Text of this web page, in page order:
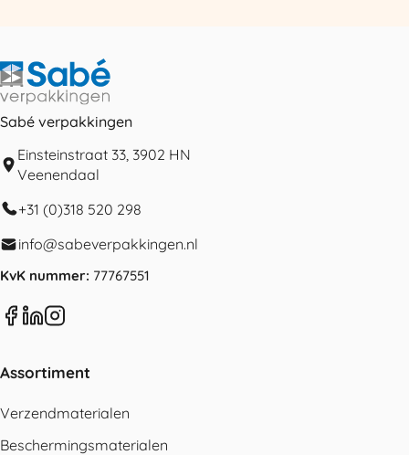
Sabé verpakkingen
Einsteinstraat 33, 3902 HN
Veenendaal
+31 (0)318 520 298
info@sabeverpakkingen.nl
KvK nummer: 77767551
Assortiment
Verzendmaterialen
Beschermingsmaterialen